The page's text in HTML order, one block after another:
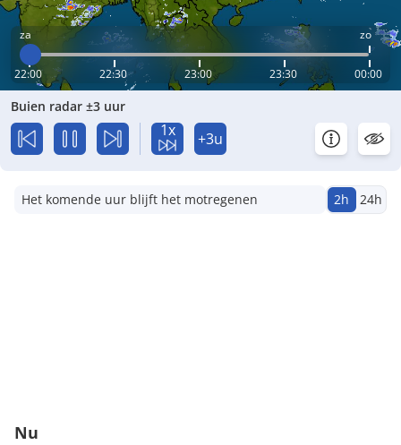
za zo
22:00 22:30 23:00 23:30 00:00
Buien radar ±3 uur
1x +3u
Het komende uur blijft het motregenen 2h 24h
Nu